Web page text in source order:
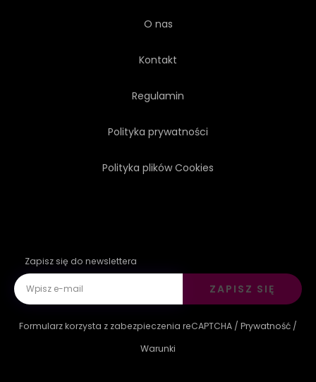
O nas
Kontakt
Regulamin
Polityka prywatności
Polityka plików Cookies
Zapisz się do newslettera
ZAPISZ SIĘ
Formularz korzysta z zabezpieczenia reCAPTCHA / Prywatność /
Warunki